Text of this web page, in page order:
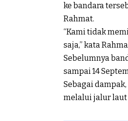
ke bandara
Rahmat.
“Kami tidak
saja,” kata
Sebelumnya
sampai 14
Sebagai
melalui jalur laut